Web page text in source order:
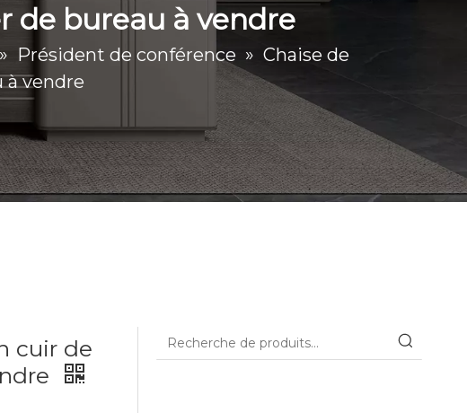
de bureau à vendre
» Président de conférence » Chaise de
à vendre
cuir de